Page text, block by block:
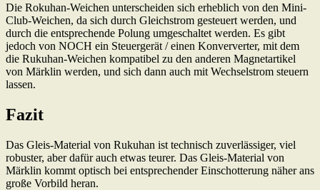
Die Rokuhan-Weichen unterscheiden sich erheblich von den Mini-
Club-Weichen, da sich durch Gleichstrom gesteuert werden, und
durch die entsprechende Polung umgeschaltet werden. Es gibt
jedoch von NOCH ein Steuergerät / einen Konververter, mit dem
die Rukuhan-Weichen kompatibel zu den anderen Magnetartikel
von Märklin werden, und sich dann auch mit Wechselstrom steuern
lassen.
Fazit
Das Gleis-Material von Rukuhan ist technisch zuverlässiger, viel
robuster, aber dafür auch etwas teurer. Das Gleis-Material von
Märklin kommt optisch bei entsprechender Einschotterung näher ans
große Vorbild heran.